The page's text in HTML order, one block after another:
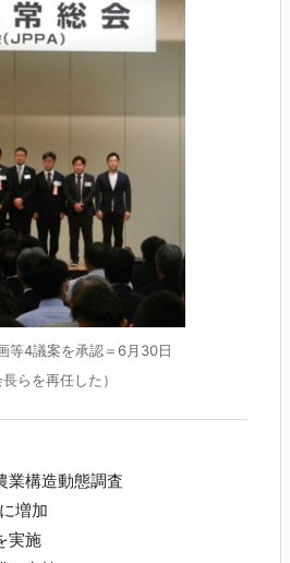
等4議案を承認＝6月30日
らを再任した）
構造動態調査
増加
実施